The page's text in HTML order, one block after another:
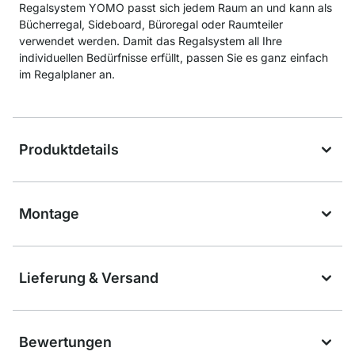
Regalsystem YOMO passt sich jedem Raum an und kann als
Bücherregal, Sideboard, Büroregal oder Raumteiler
verwendet werden. Damit das Regalsystem all Ihre
individuellen Bedürfnisse erfüllt, passen Sie es ganz einfach
im Regalplaner an.
Produktdetails
Montage
Lieferung & Versand
Bewertungen